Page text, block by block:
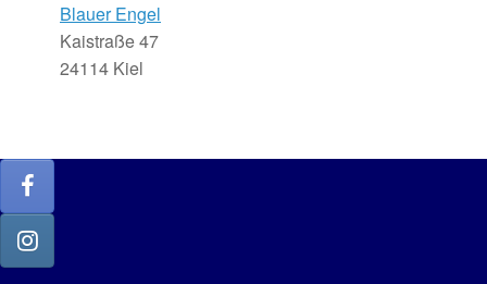
Blauer Engel
Kaistraße 47
24114 Kiel